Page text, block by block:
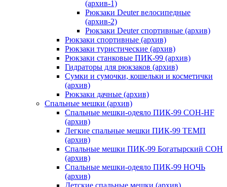
(архив-1)
Рюкзаки Deuter велосипедные
(архив-2)
Рюкзаки Deuter спортивные (архив)
Рюкзаки спортивные (архив)
Рюкзаки туристические (архив)
Рюкзаки станковые ПИК-99 (архив)
Гидраторы для рюкзаков (архив)
Сумки и сумочки, кошельки и косметички
(архив)
Рюкзаки дачные (архив)
Спальные мешки (архив)
Спальные мешки-одеяло ПИК-99 СОН-HF
(архив)
Легкие спальные мешки ПИК-99 ТЕМП
(архив)
Спальные мешки ПИК-99 Богатырский СОН
(архив)
Спальные мешки-одеяло ПИК-99 НОЧЬ
(архив)
Детские спальные мешки (архив)